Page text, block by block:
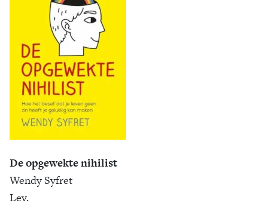
De opgewekte nihilist
Wendy Syfret
Lev.